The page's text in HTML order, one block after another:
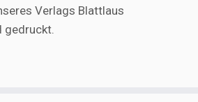
Verlags Blattlaus
gedruckt.